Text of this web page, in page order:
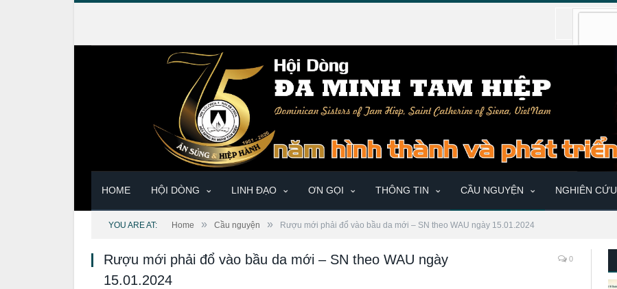
HOME HỘI DÒNG LINH ĐẠO ƠN GỌI THÔNG TIN CẦU NGUYỆN NGHIÊN CỨU
YOU ARE AT: Home » Cầu nguyện » Rượu mới phải đổ vào bầu da mới – SN theo WAU ngày 15.01.2024
Rượu mới phải đổ vào bầu da mới – SN theo WAU ngày
15.01.2024
0